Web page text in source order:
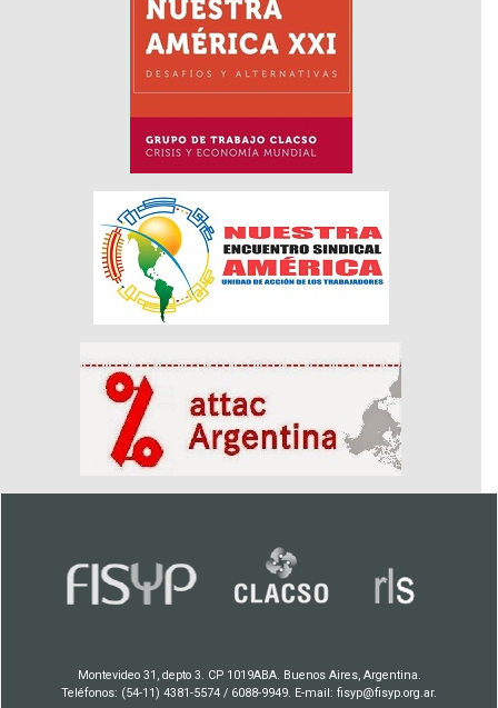
Montevideo 31, depto 3. CP 1019ABA. Buenos Aires, Argentina.
Teléfonos: (54-11) 4381-5574 / 6088-9949. E-mail: fisyp@fisyp.org.ar.